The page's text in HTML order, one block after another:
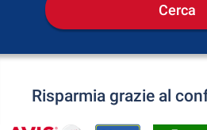
Cerca
Risparmia grazie al